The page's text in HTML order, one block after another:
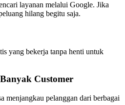
layanan melalui Google. Jika
hilang begitu saja.
yang bekerja tanpa henti untuk
Customer
menjangkau pelanggan dari berbagai